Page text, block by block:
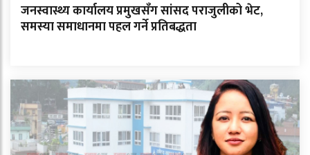
जनस्वास्थ्य कार्यालय प्रमुखसँग सांसद पराजुलीको भेट,
समस्या समाधानमा पहल गर्ने प्रतिबद्धता